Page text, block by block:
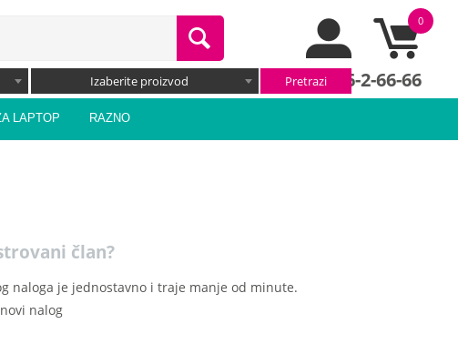
0
066/66-2-66-66
Izaberite proizvod
LAPTOP RAZNO
član?
naloga je jednostavno i traje manje od minute.
nalog